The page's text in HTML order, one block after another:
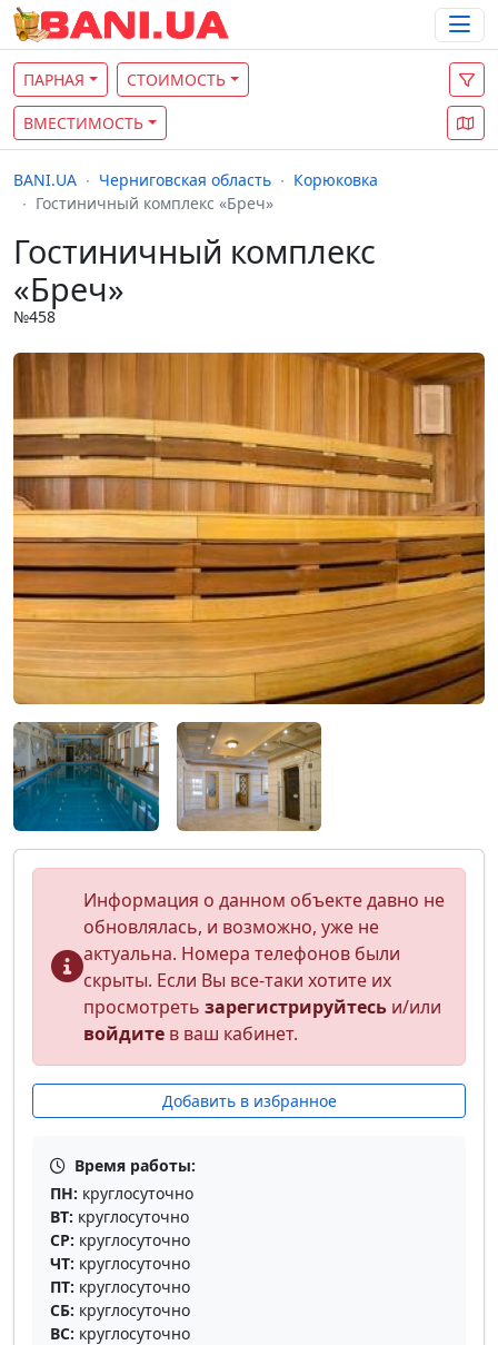
ПАРНАЯ СТОИМОСТЬ
ВМЕСТИМОСТЬ
BANI.UA Черниговская область
Корюковка
Гостиничный комплекс «Бреч»
Гостиничный комплекс
«Бреч»
№458
Информация о данном объекте давно не
обновлялась, и возможно, уже не
актуальна. Номера телефонов были
скрыты. Если Вы все-таки хотите их
просмотреть зарегистрируйтесь и/или
войдите в ваш кабинет.
Добавить в избранное
Время работы:
ПН: круглосуточно
ВТ: круглосуточно
СР: круглосуточно
ЧТ: круглосуточно
ПТ: круглосуточно
СБ: круглосуточно
ВС: круглосуточно